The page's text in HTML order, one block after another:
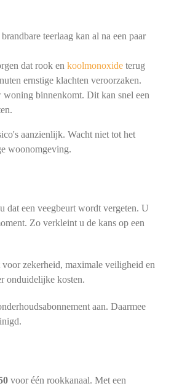
teerlaag kan al na een paar
dat rook en koolmonoxideterug
ernstige klachten veroorzaken.
binnenkomt. Dit kan snel een
aanzienlijk. Wacht niet tot het
woonomgeving.
dat een veegbeurt wordt vergeten. U
Zo verkleint u de kans op een
zekerheid, maximale veiligheid en
onduidelijke kosten.
aan. Daarmee
voor één rookkanaal. Met een